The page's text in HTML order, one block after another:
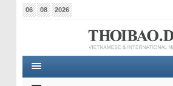
06 08 2026